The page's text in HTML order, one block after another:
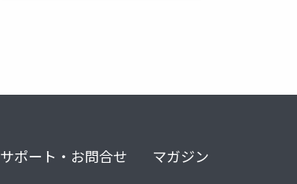
サポート・お問合せ マガジン